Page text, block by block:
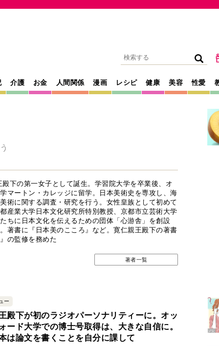
介護 お金 人間関係 漫画 レシピ 健康 美容 性愛
下の第一女子として誕生。学習院大学を卒業後、オ
マートン・カレッジに留学。日本美術史を専攻し、海
術に関する調査・研究を行う。女性皇族として初めて
産業大学日本文化研究所特別教授、京都市立芸術大学
ちに日本文化を伝えるための団体「心游舎」を創設
著書に『日本美のこころ』など。寛仁親王殿下の著書
の監修を務めた
著者一覧
ー
殿下が初のラジオパーソナリティーに。オッ
ード大学での博士号取得は、大きな自信に。
は論文を書くことを自分に課して